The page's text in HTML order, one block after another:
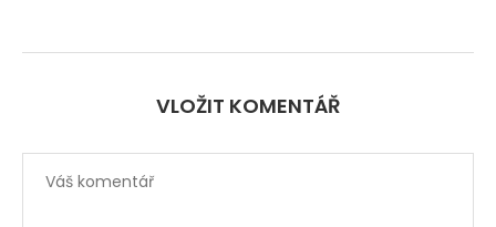
VLOŽIT KOMENTÁŘ